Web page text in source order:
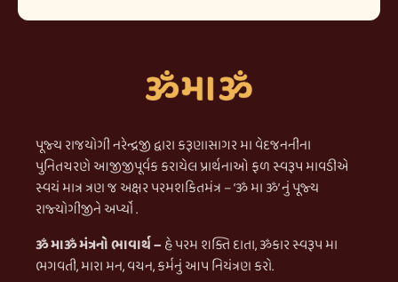
પૂજ્ય રાજયોગી નરેન્દ્રજી દ્વારા કરૂણાસાગર મા વેદજનનીના
પુનિતચરણે આજીજીપૂર્વક કરાયેલ પ્રાર્થનાઓ ફળ સ્વરૂપ માવડીએ
સ્વયં માત્ર ત્રણ જ અક્ષર પરમશકિતમંત્ર – ‘ૐ મા ૐ’ નું પૂજ્ય
રાજ્યોગીજીને અર્પ્યો .
ૐ માૐ મંત્રનો ભાવાર્થ –હે પરમ શક્તિ દાતા, ૐકાર સ્વરૂપ મા
ભગવતી, મારા મન, વચન, કર્મનું આપ નિયંત્રણ કરો.